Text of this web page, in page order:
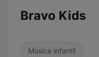
Bravo Kids
Música infantil